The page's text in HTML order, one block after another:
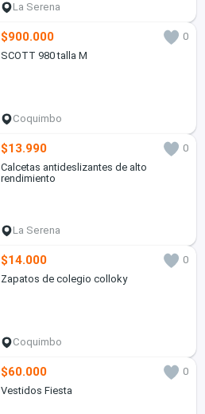
La Serena
$900.000
0
SCOTT 980 talla M
Coquimbo
$13.990
0
Calcetas antideslizantes de alto
rendimiento
La Serena
$14.000
0
Zapatos de colegio colloky
Coquimbo
$60.000
0
Vestidos Fiesta